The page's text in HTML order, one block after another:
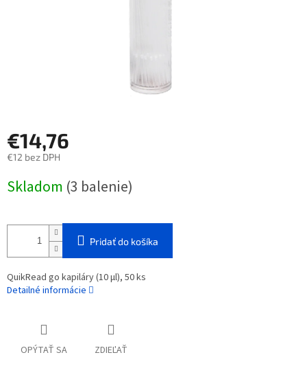
€14,76
€12 bez DPH
cena:
Skladom (3 balenie)
Pridať do košíka
QuikRead go kapiláry (10 µl), 50 ks
Detailné informácie
OPÝTAŤ SA ZDIEĽAŤ